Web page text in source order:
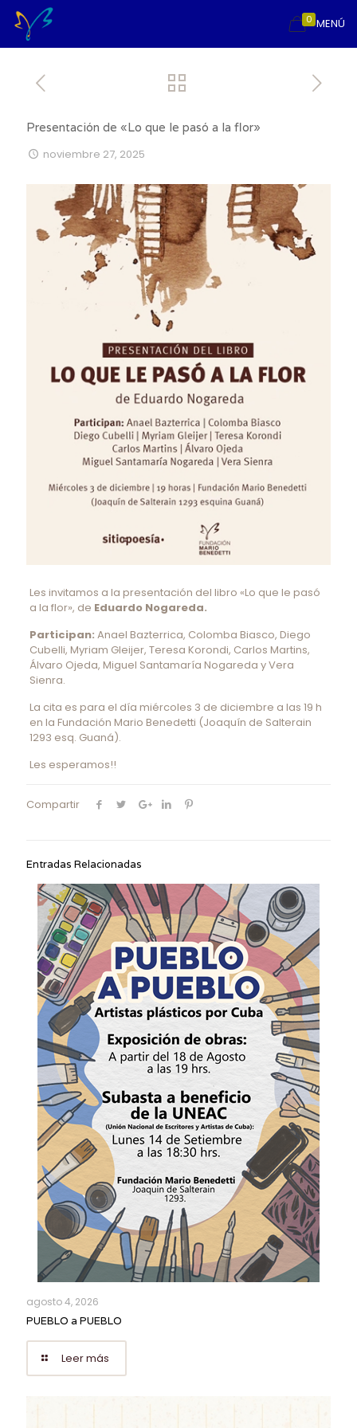
MENÚ
0
Presentación de «Lo que le pasó a la flor»
noviembre 27, 2025
Les invitamos a la presentación del libro «Lo que le pasó
a la flor», de Eduardo Nogareda.
Participan: Anael Bazterrica, Colomba Biasco, Diego
Cubelli, Myriam Gleijer, Teresa Korondi, Carlos Martins,
Álvaro Ojeda, Miguel Santamaría Nogareda y Vera
Sienra.
La cita es para el día miércoles 3 de diciembre a las 19 h
en la Fundación Mario Benedetti (Joaquín de Salterain
1293 esq. Guaná).
Les esperamos!!
Compartir
Entradas Relacionadas
agosto 4, 2026
PUEBLO a PUEBLO
Leer más